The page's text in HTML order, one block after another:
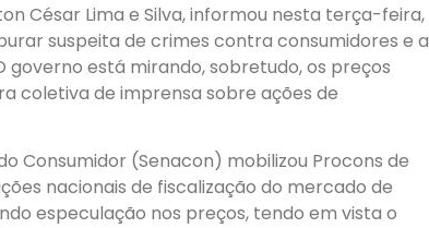
César Lima e Silva, informou nesta terça-feira,
suspeita de crimes contra consumidores e a
está mirando, sobretudo, os preços
coletiva de imprensa sobre ações de
Consumidor (Senacon) mobilizou Procons de
nacionais de fiscalização do mercado de
especulação nos preços, tendo em vista o